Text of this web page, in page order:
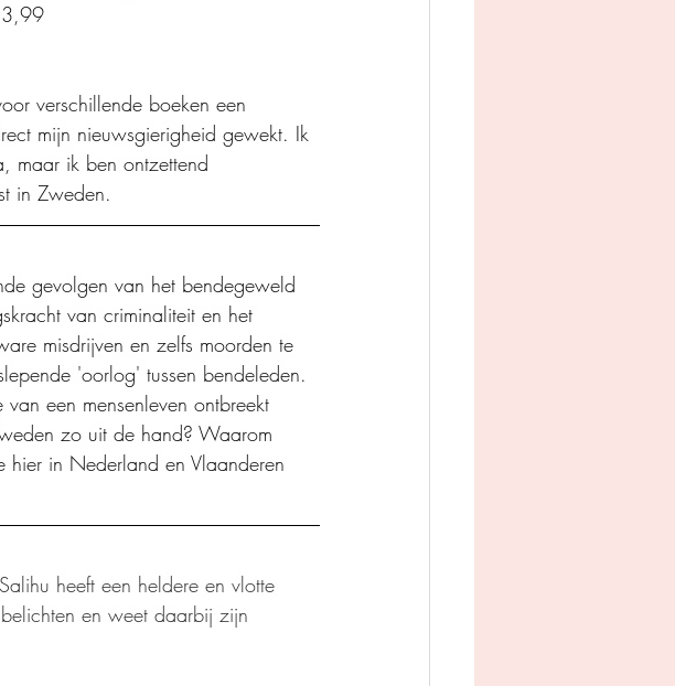
verschillende boeken een
mijn nieuwsgierigheid gewekt. Ik
maar ik ben ontzettend
in Zweden.
gevolgen van het bendegeweld
van criminaliteit en het
misdrijven en zelfs moorden te
'oorlog' tussen bendeleden.
een mensenleven ontbreekt
zo uit de hand? Waarom
hier in Nederland en Vlaanderen
heeft een heldere en vlotte
en weet daarbij zijn